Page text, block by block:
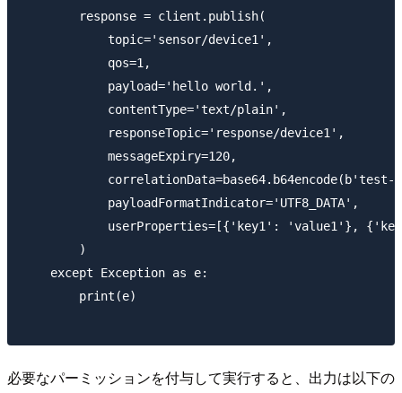
        response = client.publish(
            topic='sensor/device1',
            qos=1,
            payload='hello world.',
            contentType='text/plain',
            responseTopic='response/device1',
            messageExpiry=120,
correlationData=base64.b64encode(b'test-
            payloadFormatIndicator='UTF8_DATA',
userProperties=[{'key1': 'value1'},
        )
    except Exception as e:
        print(e)
必要なパーミッションを付与して実行すると、出力は以下の